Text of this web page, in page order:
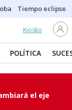
Tiempo eclipse
Kiosko
POLÍTICA
el eje